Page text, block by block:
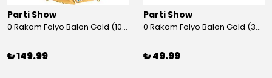
Parti Show
0 Rakam Folyo Balon Gold (100x70 cm)
₺ 149.99
Parti Show
0 Rakam Folyo Balon Gold (35 cm)
₺ 49.99